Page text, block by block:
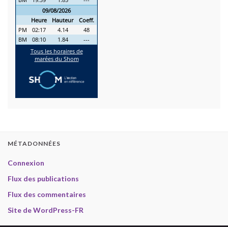
MÉTADONNÉES
Connexion
Flux des publications
Flux des commentaires
Site de WordPress-FR